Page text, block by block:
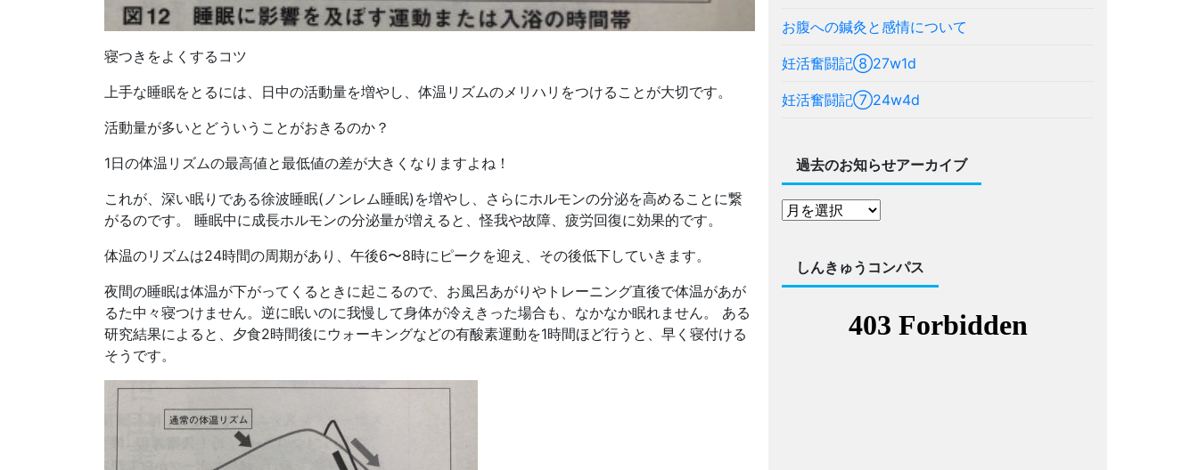
寝つきをよくするコツ
上手な睡眠をとるには、日中の活動量を増やし、体温リズムのメリハリをつけることが大切です。
活動量が多いとどういうことがおきるのか？
1日の体温リズムの最高値と最低値の差が大きくなりますよね！
これが、深い眠りである徐波睡眠(ノンレム睡眠)を増やし、さらにホルモンの分泌を高めることに繋
がるのです。 睡眠中に成長ホルモンの分泌量が増えると、怪我や故障、疲労回復に効果的です。
体温のリズムは24時間の周期があり、午後6〜8時にピークを迎え、その後低下していきます。
夜間の睡眠は体温が下がってくるときに起こるので、お風呂あがりやトレーニング直後で体温があが
るた中々寝つけません。逆に眠いのに我慢して身体が冷えきった場合も、なかなか眠れません。 ある
研究結果によると、夕食2時間後にウォーキングなどの有酸素運動を1時間ほど行うと、早く寝付ける
そうです。
お腹への鍼灸と感情について
妊活奮闘記⑧27w1d
妊活奮闘記⑦24w4d
過去のお知らせアーカイブ
しんきゅうコンパス